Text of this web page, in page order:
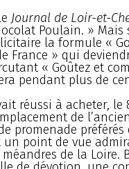
Journal de Loir-et-
Poulain. »
la formule «
France » qui
« Goûtez et
pendant plus de
réussi à acheter, le
de
promenade préférés
point de vue
de la Loire.